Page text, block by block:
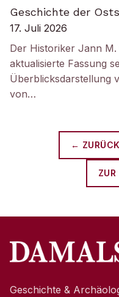
Geschichte der
17. Juli 2026
Der Historiker Jann M.
aktualisierte Fassung
Überblicksdarstellung
von…
←
Geschichte &